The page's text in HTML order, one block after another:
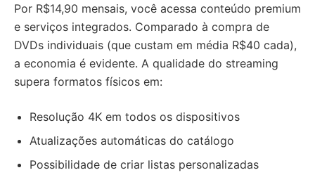
Por R$14,90 mensais, você acessa conteúdo premium
e serviços integrados. Comparado à compra de
DVDs individuais (que custam em média R$40 cada),
a economia é evidente. A qualidade do streaming
supera formatos físicos em:
Resolução 4K em todos os dispositivos
Atualizações automáticas do catálogo
Possibilidade de criar listas personalizadas